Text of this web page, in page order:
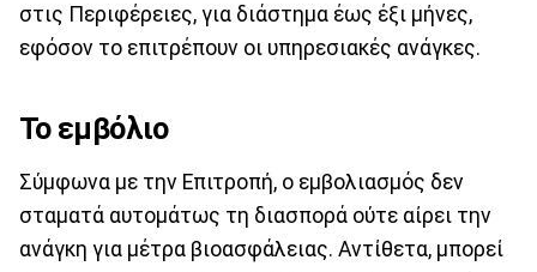
στις Περιφέρειες, για διάστημα έως έξι μήνες,
εφόσον το επιτρέπουν οι υπηρεσιακές ανάγκες.
Το εμβόλιο
Σύμφωνα με την Επιτροπή, ο εμβολιασμός δεν
σταματά αυτομάτως τη διασπορά ούτε αίρει την
ανάγκη για μέτρα βιοασφάλειας. Αντίθετα, μπορεί